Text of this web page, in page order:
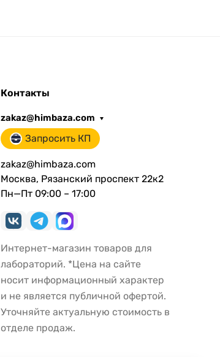
Контакты
zakaz@himbaza.com
Запросить КП
zakaz@himbaza.com
Москва, Рязанский проспект 22к2
Пн—Пт 09:00 – 17:00
Интернет-магазин товаров для
лабораторий. *Цена на сайте
носит информационный характер
и не является публичной офертой.
Уточняйте актуальную стоимость в
отделе продаж.